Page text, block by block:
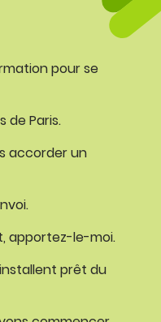
pour se
de Paris.
accorder un
apportez-le-moi.
prêt du